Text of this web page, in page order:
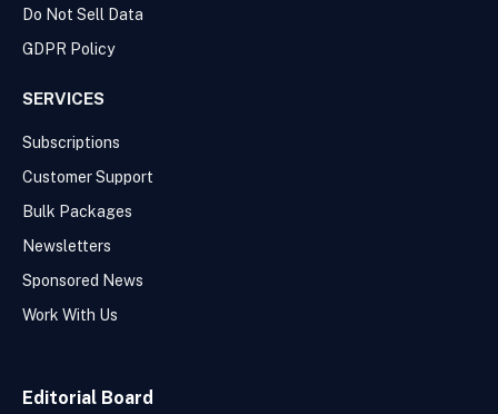
Do Not Sell Data
GDPR Policy
SERVICES
Subscriptions
Customer Support
Bulk Packages
Newsletters
Sponsored News
Work With Us
Editorial Board